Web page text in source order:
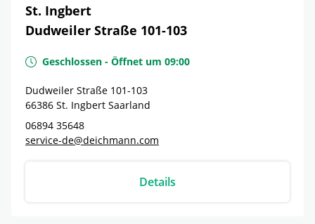
St. Ingbert
Dudweiler Straße 101-103
Geschlossen - Öffnet um 09:00
Dudweiler Straße 101-103
66386 St. Ingbert Saarland
06894 35648
service-de@deichmann.com
Details